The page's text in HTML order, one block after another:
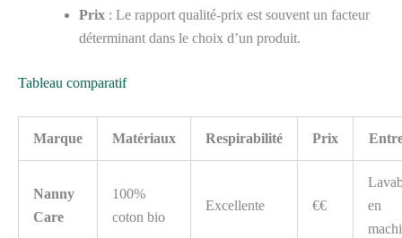
Prix : Le rapport qualité-prix est souvent un facteur
déterminant dans le choix d’un produit.
Tableau comparatif
Marque Matériaux Respirabilité Prix
Nanny
Care
100%
coton bio
Excellente €€
en